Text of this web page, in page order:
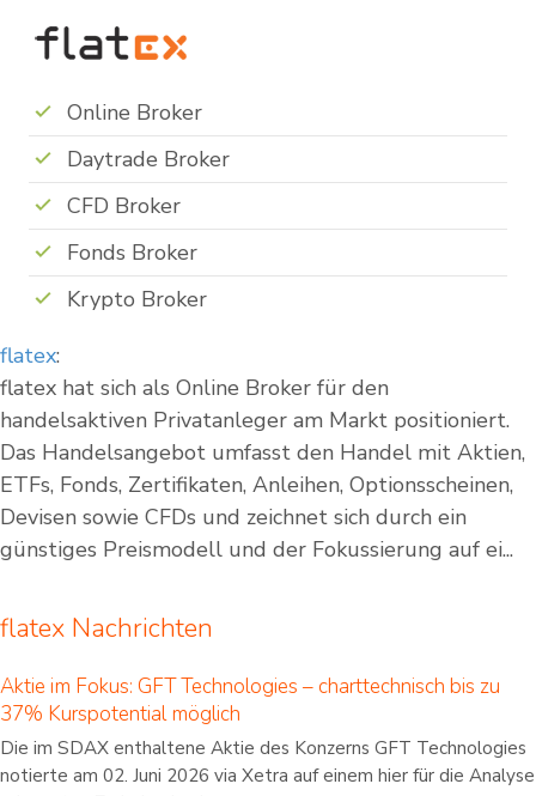
Online Broker
Daytrade Broker
CFD Broker
Fonds Broker
Krypto Broker
flatex:
flatex hat sich als Online Broker für den
handelsaktiven Privatanleger am Markt positioniert.
Das Handelsangebot umfasst den Handel mit Aktien,
ETFs, Fonds, Zertifikaten, Anleihen, Optionsscheinen,
Devisen sowie CFDs und zeichnet sich durch ein
günstiges Preismodell und der Fokussierung auf ei...
flatex Nachrichten
Aktie im Fokus: GFT Technologies – charttechnisch bis zu
37% Kurspotential möglich
Die im SDAX enthaltene Aktie des Konzerns GFT Technologies
notierte am 02. Juni 2026 via Xetra auf einem hier für die Analyse